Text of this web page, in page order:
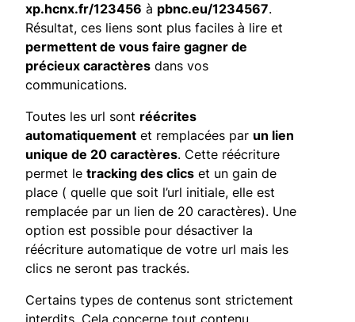
xp.hcnx.fr/123456 à pbnc.eu/1234567.
Résultat, ces liens sont plus faciles à lire et
permettent de vous faire gagner de
précieux caractères dans vos
communications.
Toutes les url sont réécrites
automatiquement et remplacées par un lien
unique de 20 caractères. Cette réécriture
permet le tracking des clics et un gain de
place ( quelle que soit l’url initiale, elle est
remplacée par un lien de 20 caractères). Une
option est possible pour désactiver la
réécriture automatique de votre url mais les
clics ne seront pas trackés.
Certains types de contenus sont strictement